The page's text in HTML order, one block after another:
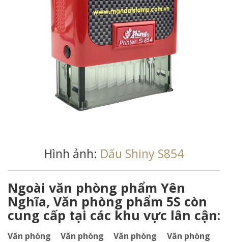
Hình ảnh: Dấu Shiny S854
Ngoài văn phòng phẩm Yên
Nghĩa, Văn phòng phẩm 5S còn
cung cấp tại các khu vực lân cận:
Văn phòng
Văn phòng
Văn phòng
Văn phòng